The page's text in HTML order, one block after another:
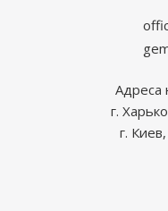
Адреса
г.
г.